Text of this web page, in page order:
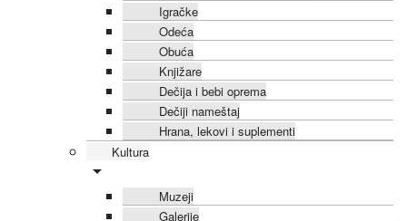
Igračke
Odeća
Obuća
Knjižare
Dečija i bebi oprema
Dečiji nameštaj
Hrana, lekovi i suplementi
Kultura
Muzeji
Galerije